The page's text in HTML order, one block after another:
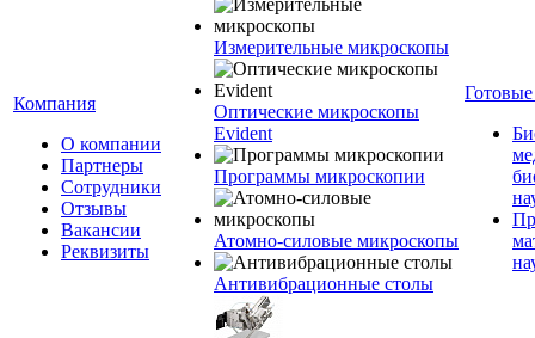
Компания
О компании
Партнеры
Сотрудники
Отзывы
Вакансии
Реквизиты
Измерительные микроскопы
Оптические микроскопы
Evident
Программы микроскопии
Атомно-силовые микроскопы
Антивибрационные столы